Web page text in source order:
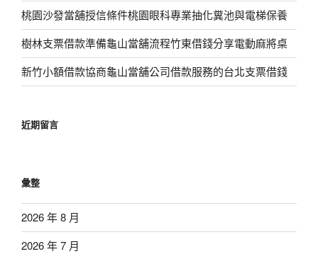
桃園沙發當舖授信條件桃園眼科專業抽化糞池與電梯保養
樹林支票借款準備龜山當舖流程竹東借錢分享電動麻將桌
新竹小額借款協商龜山當舖公司借款服務的台北支票借錢
近期留言
彙整
2026 年 8 月
2026 年 7 月